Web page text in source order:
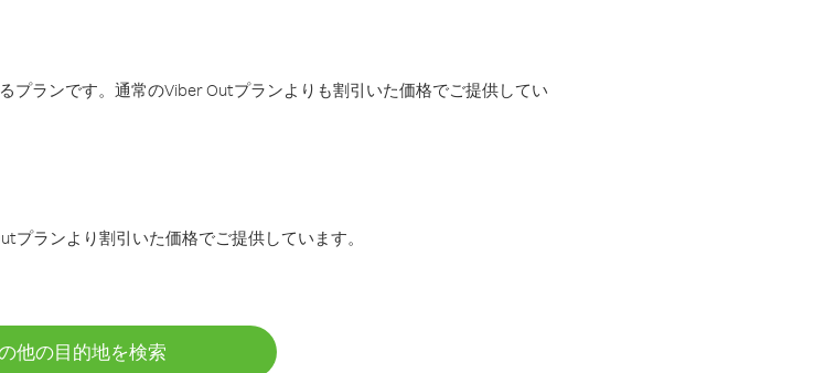
ランです。通常のViber Outプランよりも割引いた価格でご提供してい
ランより割引いた価格でご提供しています。
他の目的地を検索